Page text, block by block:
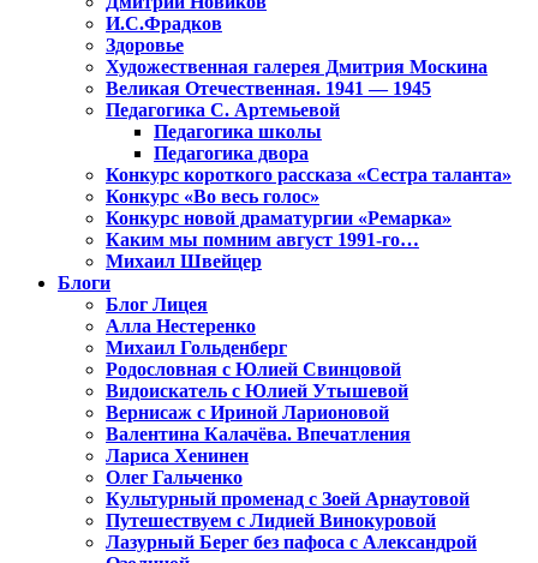
И.С.Фрадков
Здоровье
Художественная галерея Дмитрия Москина
Великая Отечественная. 1941 — 1945
Педагогика С. Артемьевой
Педагогика школы
Педагогика двора
Конкурс короткого рассказа «Сестра таланта»
Конкурс «Во весь голос»
Конкурс новой драматургии «Ремарка»
Каким мы помним август 1991-го…
Михаил Швейцер
Блоги
Блог Лицея
Алла Нестеренко
Михаил Гольденберг
Родословная с Юлией Свинцовой
Видоискатель с Юлией Утышевой
Вернисаж с Ириной Ларионовой
Валентина Калачёва. Впечатления
Лариса Хенинен
Олег Гальченко
Культурный променад с Зоей Арнаутовой
Путешествуем с Лидией Винокуровой
Лазурный Берег без пафоса с Александрой